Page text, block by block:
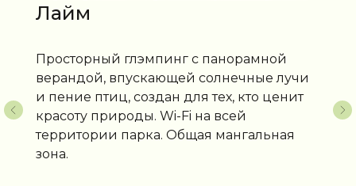
Лайм
Просторный глэмпинг с панорамной
верандой, впускающей солнечные лучи
и пение птиц, создан для тех, кто ценит
красоту природы. Wi-Fi на всей
территории парка. Общая мангальная
зона.